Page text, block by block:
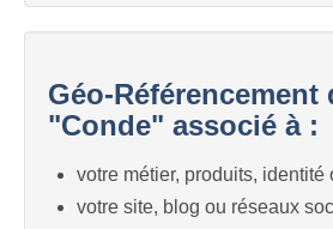
Géo-Référencement
"Conde" associé à :
votre métier, produits, identité
votre site, blog ou réseaux